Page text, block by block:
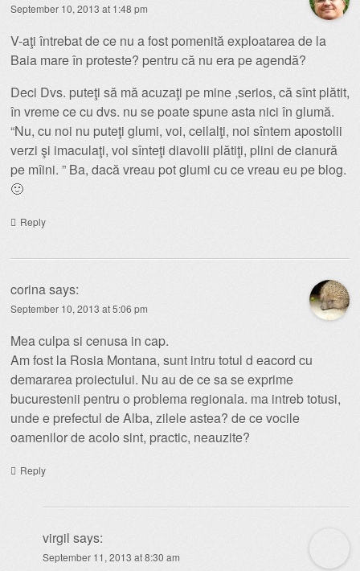
September 10, 2013 at 1:48 pm
V-aţi întrebat de ce nu a fost pomenită exploatarea de la
Baia mare în proteste? pentru că nu era pe agendă?
Deci Dvs. puteţi să mă acuzaţi pe mine ,serios, că sînt plătit,
în vreme ce cu dvs. nu se poate spune asta nici în glumă.
“Nu, cu noi nu puteţi glumi, voi, ceilalţi, noi sîntem apostolii
verzi şi imaculaţi, voi sînteţi diavolii plătiţi, plini de cianură
pe mîini. ” Ba, dacă vreau pot glumi cu ce vreau eu pe blog.
🙂
Reply
corinasays:
September 10, 2013 at 5:06 pm
Mea culpa si cenusa in cap.
Am fost la Rosia Montana, sunt intru totul d eacord cu
demararea proiectului. Nu au de ce sa se exprime
bucurestenii pentru o problema regionala. ma intreb totusi,
unde e prefectul de Alba, zilele astea? de ce vocile
oamenilor de acolo sint, practic, neauzite?
Reply
virgil says:
September 11, 2013 at 8:30 am